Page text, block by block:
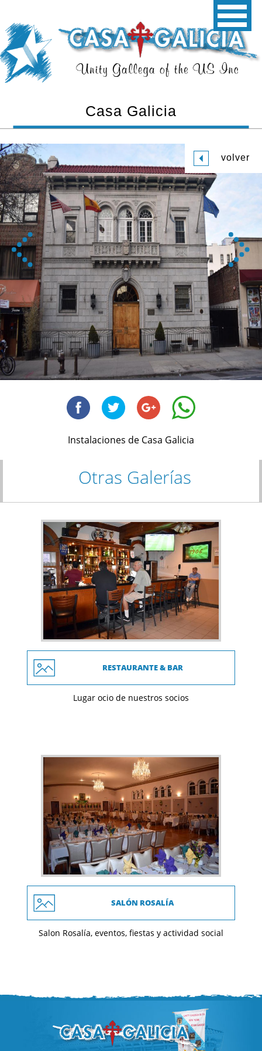
Casa Galicia
volver
Instalaciones de Casa Galicia
Otras Galerías
RESTAURANTE & BAR
Lugar ocio de nuestros socios
SALÓN ROSALÍA
Salon Rosalía, eventos, fiestas y actividad social